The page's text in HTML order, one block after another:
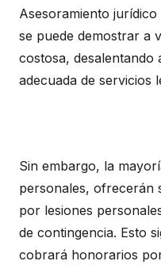
Asesoramiento
se puede demostrar a
costosa, desalentando
adecuada de servicios
Sin embargo, la
personales, ofrecerán
por lesiones
de contingencia. Esto
cobrará honorarios